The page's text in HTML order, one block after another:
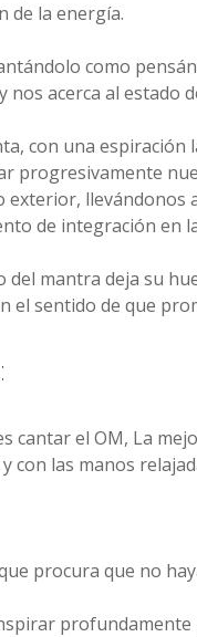
de la energía.
como
nos acerca al estado
con una
progresivamente
exterior, llevándonos
de integración en
del mantra deja su
el sentido de que
cantar el OM, La
con las manos
procura que no